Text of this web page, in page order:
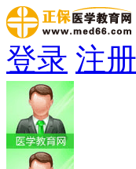
登录 注册